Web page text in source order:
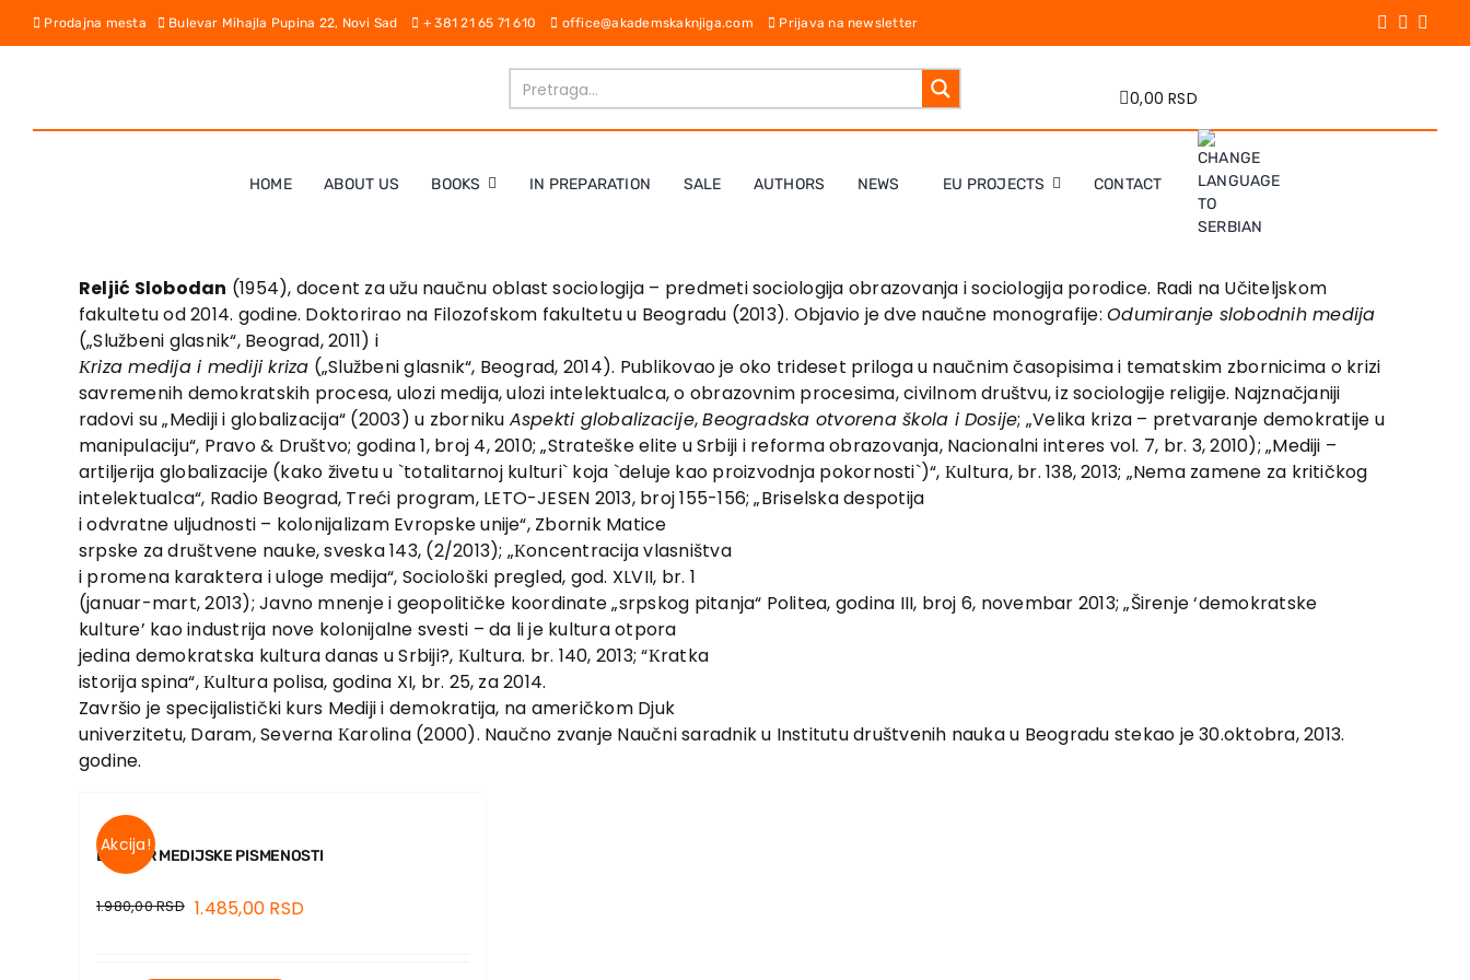
Skip
Prodajna mesta Bulevar Mihajla Pupina 22, Novi Sad + 381 21 65 71 610 office@akademskaknjiga.com Prijava na newsletter
0,00 RSD
HOME ABOUT US BOOKS IN PREPARATION SALE AUTHORS NEWS EU PROJECTS CONTACT
Reljić Slobodan (1954), docent za užu naučnu oblast sociologija – predmeti sociologija obrazovanja i sociologija porodice. Radi na Učiteljskom
fakultetu od 2014. godine. Doktorirao na Filozofskom fakultetu u Beogradu (2013). Objavio je dve naučne monografije:Odumiranje slobodnih medija
(„Službeni glasnik“, Beograd, 2011) i
Кriza medija i mediji kriza („Službeni glasnik“, Beograd, 2014). Publikovao je oko trideset priloga u naučnim časopisima i tematskim zbornicima o krizi
savremenih demokratskih procesa, ulozi medija, ulozi intelektualca, o obrazovnim procesima, civilnom društvu, iz sociologije religije. Najznačjaniji
radovi su „Mediji i globalizacija“ (2003) u zborniku Aspekti globalizacije,Beogradska otvorena škola i Dosije; „Velika kriza – pretvaranje demokratije u
manipulaciju“, Pravo & Društvo; godina 1, broj 4, 2010; „Strateške elite u Srbiji i reforma obrazovanja, Nacionalni interes vol. 7, br. 3, 2010); „Mediji –
artiljerija globalizacije (kako živetu u `totalitarnoj kulturi` koja `deluje kao proizvodnja pokornosti`)“, Кultura, br. 138, 2013; „Nema zamene za kritičkog
intelektualca“, Radio Beograd, Treći program, LETO-JESEN 2013, broj 155-156; „Briselska despotija
i odvratne uljudnosti – kolonijalizam Evropske unije“, Zbornik Matice
srpske za društvene nauke, sveska 143, (2/2013); „Кoncentracija vlasništva
i promena karaktera i uloge medija“, Sociološki pregled, god. XLVII, br. 1
(januar-mart, 2013); Javno mnenje i geopolitičke koordinate „srpskog pitanja“ Politea, godina III, broj 6, novembar 2013; „Širenje ‘demokratske
kulture’ kao industrija nove kolonijalne svesti – da li je kultura otpora
jedina demokratska kultura danas u Srbiji?, Кultura. br. 140, 2013; “Кratka
istorija spina“, Кultura polisa, godina XI, br. 25, za 2014.
Završio je specijalistički kurs Mediji i demokratija, na američkom Djuk
univerzitetu, Daram, Severna Кarolina (2000). Naučno zvanje Naučni saradnik u Institutu društvenih nauka u Beogradu stekao je 30.oktobra, 2013.
godine.
Akcija!
BUKVAR MEDIJSKE PISMENOSTI
1.980,00RSD 1.485,00 RSD